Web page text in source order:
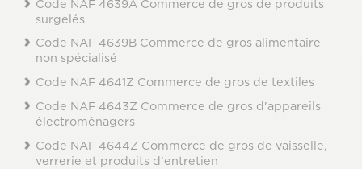
Code NAF 4639A Commerce de gros de produits
surgelés
Code NAF 4639B Commerce de gros alimentaire
non spécialisé
Code NAF 4641Z Commerce de gros de textiles
Code NAF 4643Z Commerce de gros d'appareils
électroménagers
Code NAF 4644Z Commerce de gros de vaisselle,
verrerie et produits d'entretien